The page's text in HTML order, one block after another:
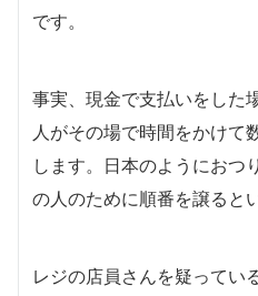
です。
事実、現金で支払いをした
人がその場で時間をかけて
します。日本のようにおつ
の人のために順番を譲ると
レジの店員さんを疑ってい